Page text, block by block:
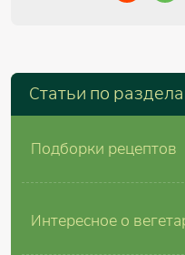
Cтатьи по
Подборки рецептов
Интересное о